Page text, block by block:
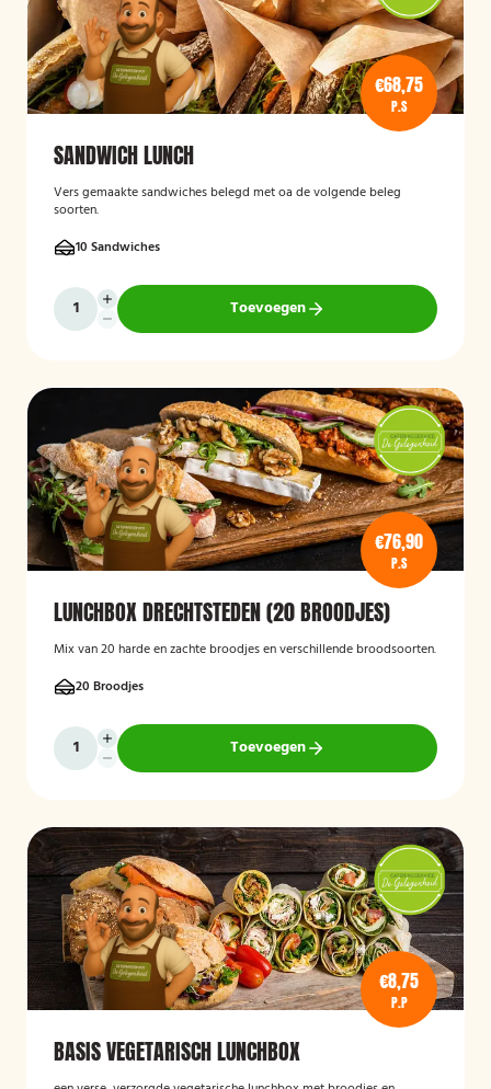
€68,75
P.S
SANDWICH LUNCH
Vers gemaakte sandwiches belegd met oa de volgende beleg
soorten.
10 Sandwiches
Toevoegen
€76,90
P.S
LUNCHBOX DRECHTSTEDEN (20 BROODJES)
Mix van 20 harde en zachte broodjes en verschillende broodsoorten.
20 Broodjes
Toevoegen
€8,75
P.P
BASIS VEGETARISCH LUNCHBOX